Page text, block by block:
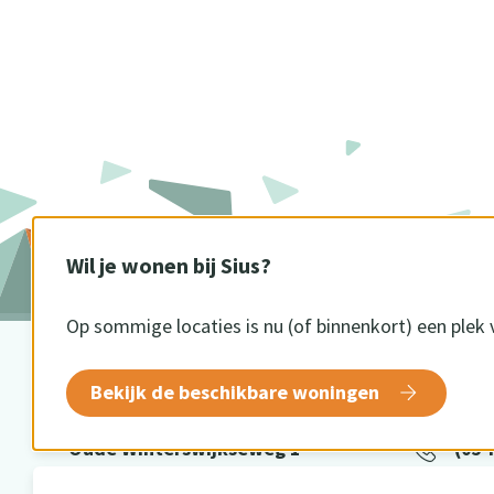
Wil je wonen bij Sius?
Op sommige locaties is nu (of binnenkort) een plek
Bekijk de beschikbare woningen
BEZOEKADRES
Oude Winterswijkseweg 1